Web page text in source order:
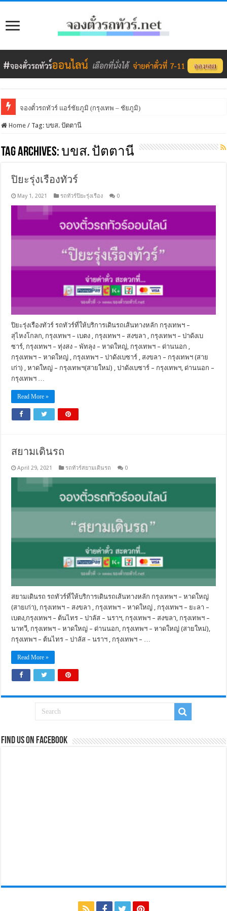
จองตั๋วรถทัวร์ แอร์ชัยภูมิ (กรุงเทพ – ชัยภูมิ)
Home / Tag:บขส. ปัตตานี
Tag Archives: บขส. ปัตตานี
ปิยะรุ่งเรืองทัวร์
May 1, 2021 รถทัวร์ปิยะรุ่งเรือง 0
ปิยะรุ่งเรืองทัวร์ รถทัวร์ที่ให้บริการเดินรถเส้นทางหลัก กรุงเทพฯ –
สุไหงโกลก, กรุงเทพฯ – เบตง , กรุงเทพฯ – สงขลา , กรุงเทพฯ – ปาดังเบ
ซาร์, กรุงเทพฯ – ทุ่งสง – พัทลุง – หาดใหญ่, กรุงเทพฯ – ด่านนอก ,
กรุงเทพฯ – หาดใหญ่ , กรุงเทพฯ – ปาดังเบซาร์ , สงขลา – กรุงเทพฯ (สาย
เก่า) , หาดใหญ่ – กรุงเทพฯ(สายใหม่) , ปาดังเบซาร์ – กรุงเทพฯ, ด่านนอก –
กรุงเทพฯ …
Read More »
สยามเดินรถ
April 29, 2021 รถทัวร์สยามเดินรถ 0
สยามเดินรถ รถทัวร์ที่ให้บริการเดินรถเส้นทางหลัก กรุงเทพฯ – หาดใหญ่
(สายเก่า), กรุงเทพฯ – สงขลา , กรุงเทพฯ – หาดใหญ่ , กรุงเทพฯ – ยะลา –
เบตง,กรุงเทพฯ – ต้นไทร – ปาลัส – นราฯ, กรุงเทพฯ – สงขลา, กรุงเทพฯ –
นาทวี, กรุงเทพฯ – หาดใหญ่ – ด่านนอก, กรุงเทพฯ – หาดใหญ่ (สายใหม่),
กรุงเทพฯ – ต้นไทร – ปาลัส – นราฯ , กรุงเทพฯ – …
Read More »
Find us on Facebook